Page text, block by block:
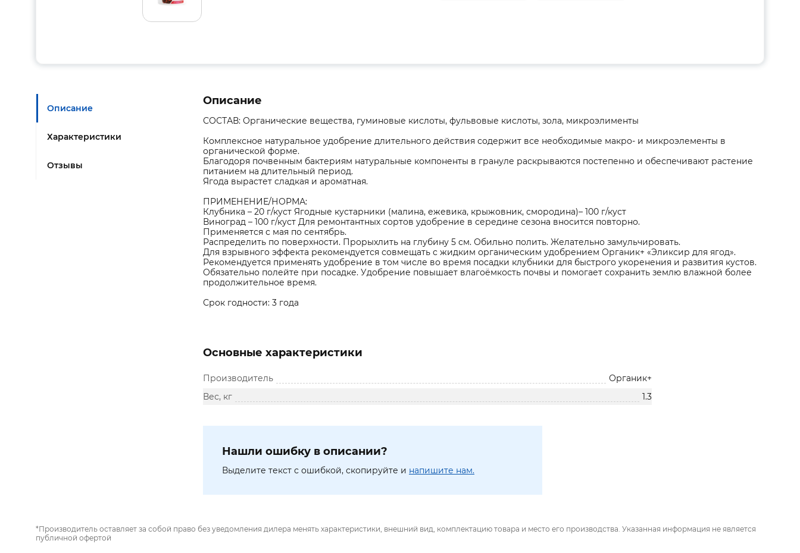
Описание
Характеристики
Отзывы
Описание
СОСТАВ: Органические вещества, гуминовые кислоты, фульвовые кислоты, зола, микроэлименты
Комплексное натуральное удобрение длительного действия содержит все необходимые макро- и микроэлементы в
органической форме.
Благодоря почвенным бактериям натуральные компоненты в грануле раскрываются постепенно и обеспечивают растение
питанием на длительный период.
Ягода вырастет сладкая и ароматная.
ПРИМЕНЕНИЕ/НОРМА:
Клубника – 20 г/куст Ягодные кустарники (малина, ежевика, крыжовник, смородина)– 100 г/куст
Виноград – 100 г/куст Для ремонтантных сортов удобрение в середине сезона вносится повторно.
Применяется с мая по сентябрь.
Распределить по поверхности. Прорыхлить на глубину 5 см. Обильно полить. Желательно замульчировать.
Для взрывного эффекта рекомендуется совмещать с жидким органическим удобрением Органик+ «Эликсир для ягод».
Рекомендуется применять удобрение в том числе во время посадки клубники для быстрого укоренения и развития кустов.
Обязательно полейте при посадке. Удобрение повышает влагоёмкость почвы и помогает сохранить землю влажной более
продолжительное время.
Срок годности: 3 года
Основные характеристики
Производитель
Органик+
Вес, кг
1.3
Нашли ошибку в описании?
Выделите текст с ошибкой, скопируйте и напишите нам.
*Производитель оставляет за собой право без уведомления дилера менять характеристики, внешний вид, комплектацию товара и место его производства. Указанная информация не является
публичной офертой